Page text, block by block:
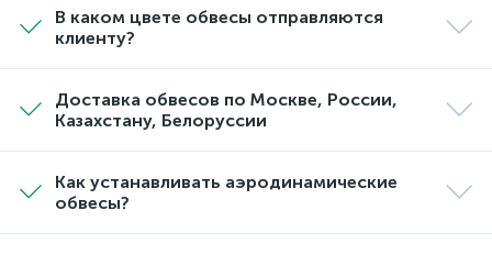
В каком цвете обвесы отправляются
клиенту?
Доставка обвесов по Москве, России,
Казахстану, Белоруссии
Как устанавливать аэродинамические
обвесы?